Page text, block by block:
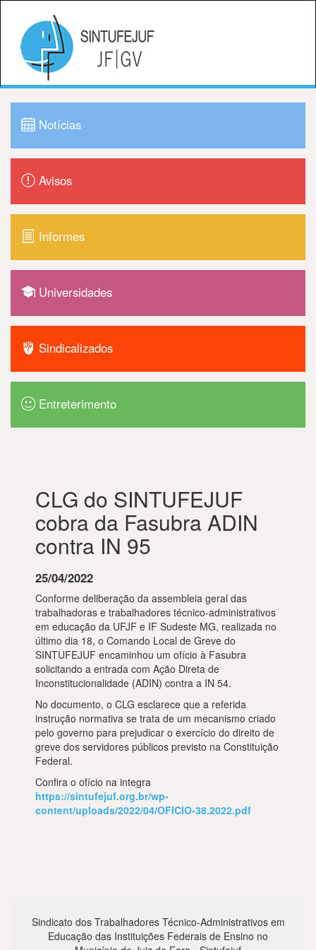
Notícias
Avisos
Informes
Universidades
Sindicalizados
Entreterimento
CLG do SINTUFEJUF
cobra da Fasubra ADIN
contra IN 95
25/04/2022
Conforme deliberação da assembleia geral das
trabalhadoras e trabalhadores técnico-administrativos
em educação da UFJF e IF Sudeste MG, realizada no
último dia 18, o Comando Local de Greve do
SINTUFEJUF encaminhou um ofício à Fasubra
solicitando a entrada com Ação Direta de
Inconstitucionalidade (ADIN) contra a IN 54.
No documento, o CLG esclarece que a referida
instrução normativa se trata de um mecanismo criado
pelo governo para prejudicar o exercício do direito de
greve dos servidores públicos previsto na Constituição
Federal.
Confira o ofício na integra
https://sintufejuf.org.br/wp-
content/uploads/2022/04/OFICIO-38.2022.pdf
Sindicato dos Trabalhadores Técnico-Administrativos em
Educação das Instituições Federais de Ensino no